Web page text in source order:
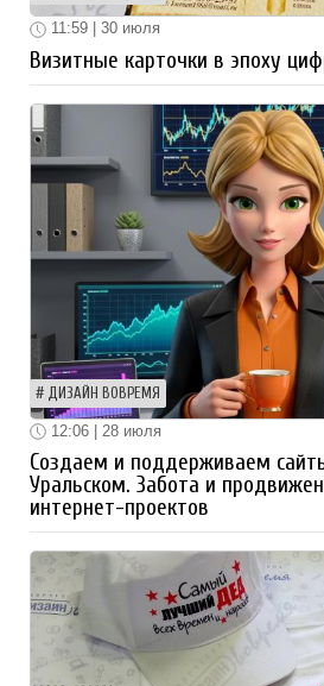
11:59 | 30 июля
Визитные карточки в эпоху
ДИЗАЙН ВОВРЕМЯ
12:06 | 28 июля
Создаем и поддерживаем
Уральском. Забота и
интернет-проектов